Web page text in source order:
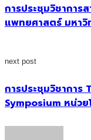
การประชุมวิชาการ
แพทยศาสตร์ มหา
next post
การประชุมวิชากา
Symposium หน่วย